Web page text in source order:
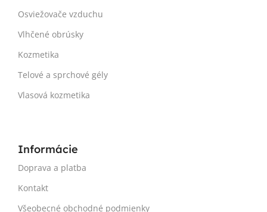
Osviežovače vzduchu
Vlhčené obrúsky
Kozmetika
Telové a sprchové gély
Vlasová kozmetika
Informácie
Doprava a platba
Kontakt
Všeobecné obchodné podmienky